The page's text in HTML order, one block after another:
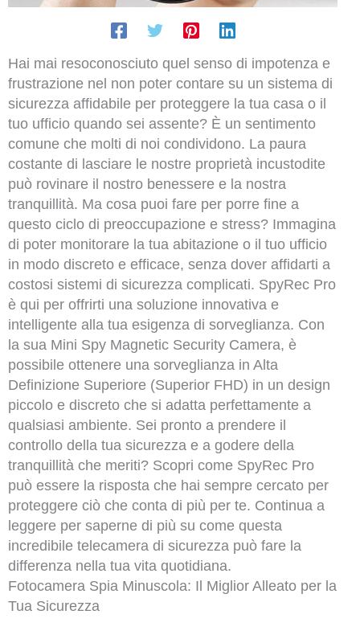
Hai mai resoconosciuto quel senso di impotenza e
frustrazione nel non poter contare su un sistema di
sicurezza affidabile per proteggere la tua casa o il
tuo ufficio quando sei assente? È un sentimento
comune che molti di noi condividono. La paura
costante di lasciare le nostre proprietà incustodite
può rovinare il nostro benessere e la nostra
tranquillità. Ma cosa puoi fare per porre fine a
questo ciclo di preoccupazione e stress? Immagina
di poter monitorare la tua abitazione o il tuo ufficio
in modo discreto e efficace, senza dover affidarti a
costosi sistemi di sicurezza complicati. SpyRec Pro
è qui per offrirti una soluzione innovativa e
intelligente alla tua esigenza di sorveglianza. Con
la sua Mini Spy Magnetic Security Camera, è
possibile ottenere una sorveglianza in Alta
Definizione Superiore (Superior FHD) in un design
piccolo e discreto che si adatta perfettamente a
qualsiasi ambiente. Sei pronto a prendere il
controllo della tua sicurezza e a godere della
tranquillità che meriti? Scopri come SpyRec Pro
può essere la risposta che hai sempre cercato per
proteggere ciò che conta di più per te. Continua a
leggere per saperne di più su come questa
incredibile telecamera di sicurezza può fare la
differenza nella tua vita quotidiana.
Fotocamera Spia Minuscola: Il Miglior Alleato per la
Tua Sicurezza